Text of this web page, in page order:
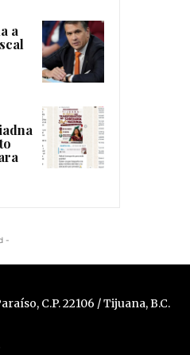
a
-
C.P. 22106 / Tijuana, B.C.